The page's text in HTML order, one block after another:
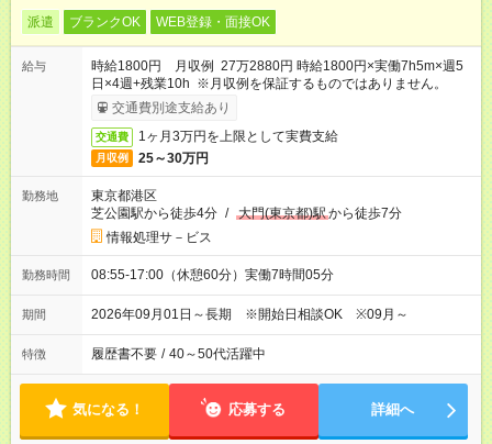
派遣 ブランクOK WEB登録・面接OK
給与
時給1800円 月収例 27万2880円 時給1800円×実働7h5m×週5
日×4週+残業10h ※月収例を保証するものではありません。
交通費別途支給あり
交通費 1ヶ月3万円を上限として実費支給
月収例 25～30万円
勤務地
東京都港区
芝公園駅から徒歩4分 / 大門(東京都)駅から徒歩7分
情報処理サ－ビス
勤務時間 08:55-17:00（休憩60分）実働7時間05分
期間 2026年09月01日～長期 ※開始日相談OK ※09月～
特徴 履歴書不要 / 40～50代活躍中
気になる！ 応募する 詳細へ